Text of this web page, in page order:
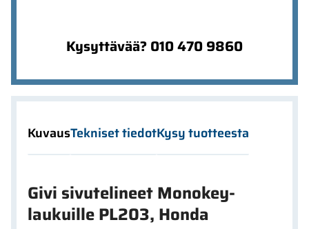
Kysyttävää? 010 470 9860
KuvausTekniset tiedotKysy tuotteesta
Givi sivutelineet Monokey-
laukuille PL203, Honda